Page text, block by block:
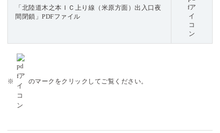
「北陸道木之本ＩＣ上り線（米原方面）出入口夜
間閉鎖」PDFファイル
※ のマークをクリックしてご覧ください。